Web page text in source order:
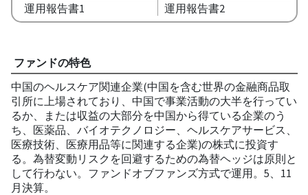
運用報告書1 運用報告書2
ファンドの特色
中国のヘルスケア関連企業(中国を含む世界の金融商品取
引所に上場されており、中国で事業活動の大半を行ってい
るか、または収益の大部分を中国から得ている企業のう
ち、医薬品、バイオテクノロジー、ヘルスケアサービス、
医療技術、医療用品等に関連する企業)の株式に投資す
る。為替変動リスクを回避するための為替ヘッジは原則と
して行わない。ファンドオブファンズ方式で運用。5、11
月決算。